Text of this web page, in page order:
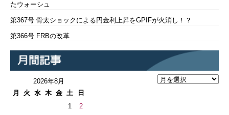
たウォーシュ
第367号 骨太ショックによる円金利上昇をGPIFが火消し！？
第366号 FRBの改革
2026年8月
月
火 水 木 金 土 日
1
2